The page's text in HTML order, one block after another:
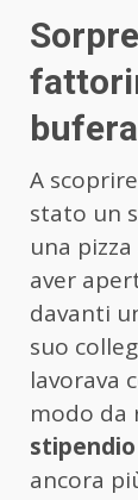
bufera
A
stato un
una
aver
davanti
suo
lavorava
modo da
ancora